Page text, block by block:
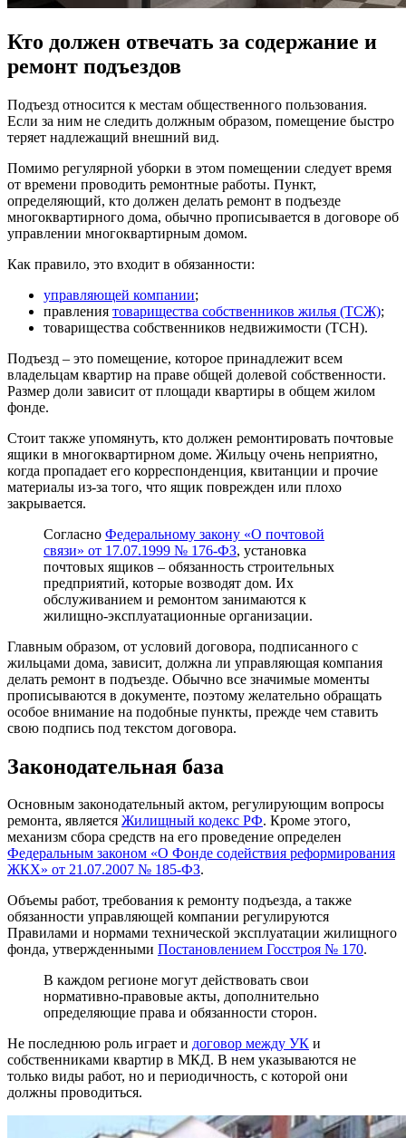
Кто должен отвечать за содержание и
ремонт подъездов
Подъезд относится к местам общественного пользования.
Если за ним не следить должным образом, помещение быстро
теряет надлежащий внешний вид.
Помимо регулярной уборки в этом помещении следует время
от времени проводить ремонтные работы. Пункт,
определяющий, кто должен делать ремонт в подъезде
многоквартирного дома, обычно прописывается в договоре об
управлении многоквартирным домом.
Как правило, это входит в обязанности:
управляющей компании;
правления товарищества собственников жилья (ТСЖ);
товарищества собственников недвижимости (ТСН).
Подъезд – это помещение, которое принадлежит всем
владельцам квартир на праве общей долевой собственности.
Размер доли зависит от площади квартиры в общем жилом
фонде.
Стоит также упомянуть, кто должен ремонтировать почтовые
ящики в многоквартирном доме. Жильцу очень неприятно,
когда пропадает его корреспонденция, квитанции и прочие
материалы из-за того, что ящик поврежден или плохо
закрывается.
Согласно Федеральному закону «О почтовой
связи» от 17.07.1999 № 176-ФЗ, установка
почтовых ящиков – обязанность строительных
предприятий, которые возводят дом. Их
обслуживанием и ремонтом занимаются к
жилищно-эксплуатационные организации.
Главным образом, от условий договора, подписанного с
жильцами дома, зависит, должна ли управляющая компания
делать ремонт в подъезде. Обычно все значимые моменты
прописываются в документе, поэтому желательно обращать
особое внимание на подобные пункты, прежде чем ставить
свою подпись под текстом договора.
Законодательная база
Основным законодательный актом, регулирующим вопросы
ремонта, является Жилищный кодекс РФ. Кроме этого,
механизм сбора средств на его проведение определен
Федеральным законом «О Фонде содействия реформирования
ЖКХ» от 21.07.2007 № 185-ФЗ.
Объемы работ, требования к ремонту подъезда, а также
обязанности управляющей компании регулируются
Правилами и нормами технической эксплуатации жилищного
фонда, утвержденными Постановлением Госстроя № 170.
В каждом регионе могут действовать свои
нормативно-правовые акты, дополнительно
определяющие права и обязанности сторон.
Не последнюю роль играет и договор между УК и
собственниками квартир в МКД. В нем указываются не
только виды работ, но и периодичность, с которой они
должны проводиться.